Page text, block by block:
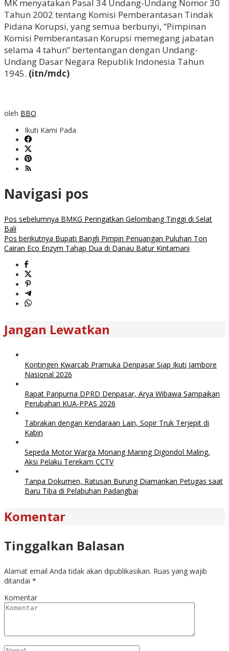
MK menyatakan Pasal 34 Undang-Undang Nomor 30
Tahun 2002 tentang Komisi Pemberantasan Tindak
Pidana Korupsi, yang semua berbunyi, “Pimpinan
Komisi Pemberantasan Korupsi memegang jabatan
selama 4 tahun” bertentangan dengan Undang-
Undang Dasar Negara Republik Indonesia Tahun
1945. (itn/mdc)
oleh BBO
Ikuti Kami Pada
Navigasi pos
Pos sebelumnya BMKG Peringatkan Gelombang Tinggi di Selat
Bali
Pos berikutnya Bupati Bangli Pimpin Penuangan Puluhan Ton
Cairan Eco Enzym Tahap Dua di Danau Batur Kintamani
Jangan Lewatkan
Kontingen Kwarcab Pramuka Denpasar Siap Ikuti Jambore
Nasional 2026
Rapat Paripurna DPRD Denpasar, Arya Wibawa Sampaikan
Perubahan KUA-PPAS 2026
Tabrakan dengan Kendaraan Lain, Sopir Truk Terjepit di
Kabin
Sepeda Motor Warga Monang Maning Digondol Maling,
Aksi Pelaku Terekam CCTV
Tanpa Dokumen, Ratusan Burung Diamankan Petugas saat
Baru Tiba di Pelabuhan Padangbai
Komentar
Tinggalkan Balasan
Alamat email Anda tidak akan dipublikasikan. Ruas yang wajib
ditandai *
Komentar